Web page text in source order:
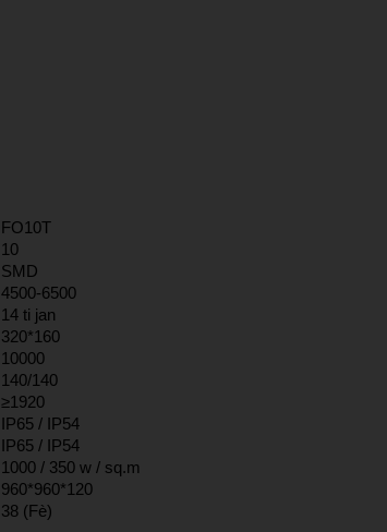
FO10T
10
SMD
4500-6500
14 ti jan
320*160
10000
140/140
≥1920
IP65 / IP54
IP65 / IP54
1000 / 350 w / sq.m
960*960*120
38 (Fè)